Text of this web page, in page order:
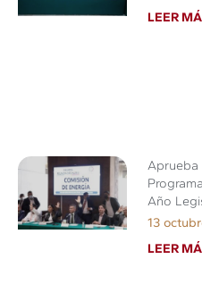
LEER
Aprueba
Año
13
LEER